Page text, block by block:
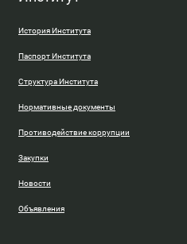
История Института
Паспорт Института
Структура Института
Нормативные документы
Противодействие коррупции
Закупки
Новости
Объявления